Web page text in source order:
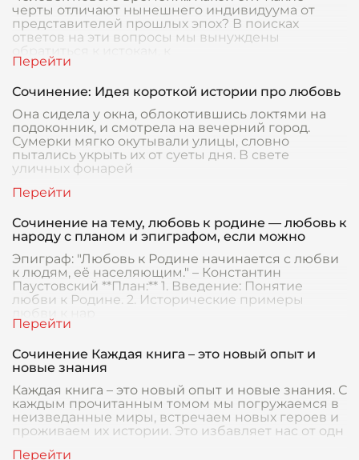
черты отличают нынешнего индивидуума от
представителей прошлых эпох? В поисках
ответов на эти вопросы мы вынуждены
обратиться к истокам, к
Сочинение: Идея короткой истории про любовь
Она сидела у окна, облокотившись локтями на
подоконник, и смотрела на вечерний город.
Сумерки мягко окутывали улицы, словно
пытались укрыть их от суеты дня. В свете
уличных фонарей
Сочинение на тему, любовь к родине — любовь к
народу с планом и эпиграфом, если можно
Эпиграф: "Любовь к Родине начинается с любви
к людям, её населяющим." – Константин
Паустовский **План:** 1. Введение: Понятие
любви к Родине. 2. Исторические примеры
любви к нар
Сочинение Каждая книга – это новый опыт и
новые знания
Каждая книга – это новый опыт и новые знания. С
каждым прочитанным томом мы погружаемся в
неизведанные миры, встречаем новых героев и
проживаем их истории. Это избавляет нас от одн